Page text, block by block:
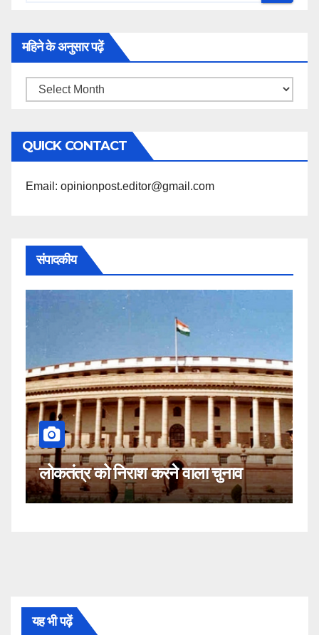
महिने के अनुसार पढ़ें
महिने
अनुसार
पढ़ें
QUICK CONTACT
Email: opinionpost.editor@gmail.com
संपादकीय
चुनाव
कहीं यह सीजेआई के खिलाफ साजिश
नहीं!
यह भी पढ़ें